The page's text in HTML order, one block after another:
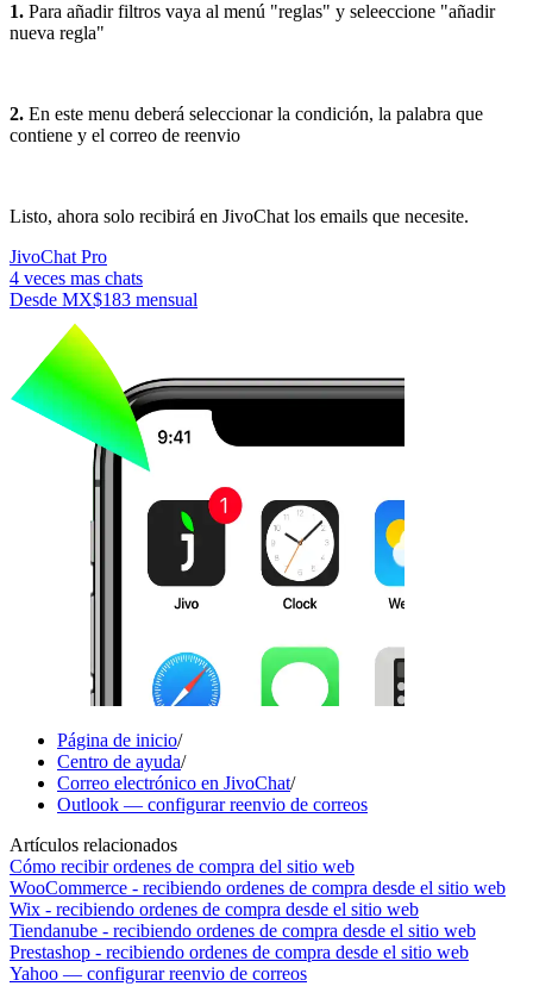
1. Para añadir filtros vaya al menú "reglas" y seleeccione "añadir
nueva regla"
2. En este menu deberá seleccionar la condición, la palabra que
contiene y el correo de reenvio
Listo, ahora solo recibirá en JivoChat los emails que necesite.
JivoChat Pro
4 veces mas chats
Desde MX$183 mensual
Página de inicio/
Centro de ayuda/
Correo electrónico en JivoChat/
Outlook — configurar reenvio de correos
Artículos relacionados
Cómo recibir ordenes de compra del sitio web
WooCommerce - recibiendo ordenes de compra desde el sitio web
Wix - recibiendo ordenes de compra desde el sitio web
Tiendanube - recibiendo ordenes de compra desde el sitio web
Prestashop - recibiendo ordenes de compra desde el sitio web
Yahoo — configurar reenvio de correos